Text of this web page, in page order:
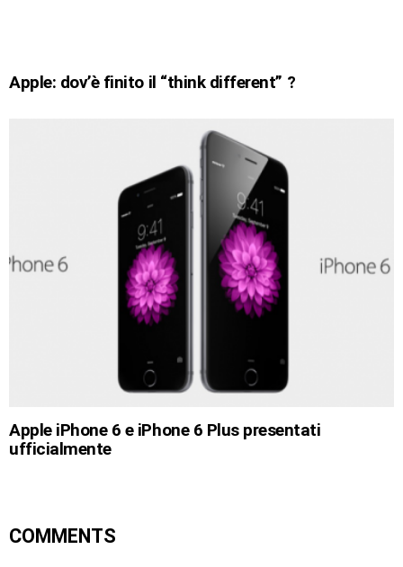
Apple: dov’è finito il “think different” ?
Apple iPhone 6 e iPhone 6 Plus presentati
ufficialmente
COMMENTS